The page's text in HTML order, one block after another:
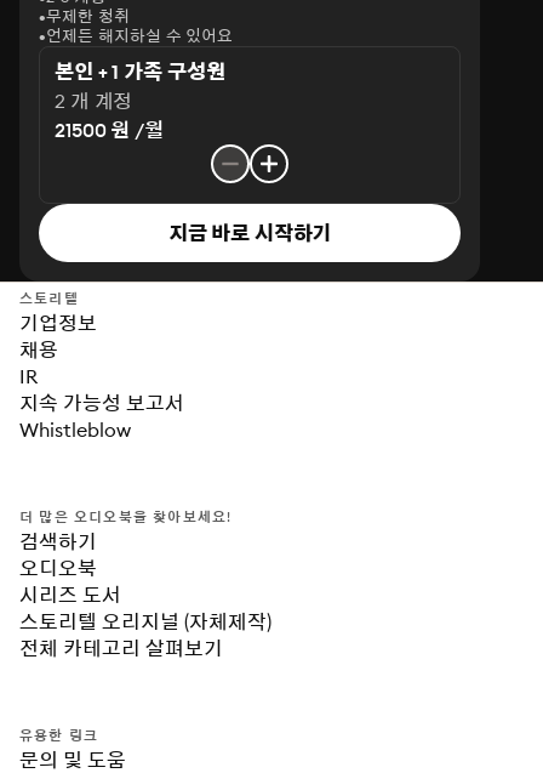
무제한 청취
언제든 해지하실 수 있어요
본인 + 1 가족 구성원
2 개 계정
21500 원 /월
지금 바로 시작하기
스토리텔
기업정보
채용
IR
지속 가능성 보고서
Whistleblow
더 많은 오디오북을 찾아보세요!
검색하기
오디오북
시리즈 도서
스토리텔 오리지널 (자체제작)
전체 카테고리 살펴보기
유용한 링크
문의 및 도움